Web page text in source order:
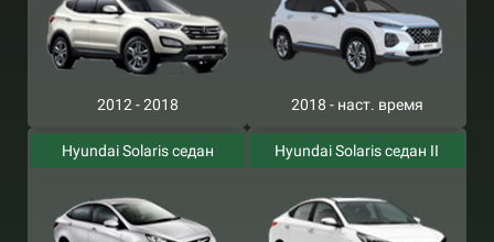
2012 - 2018 2018 - наст. время
Hyundai Solaris седан Hyundai Solaris седан II